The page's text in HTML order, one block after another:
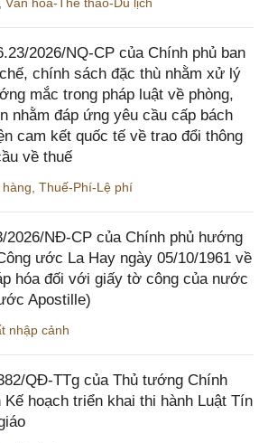
2026/NQ-CP của Chính phủ ban
chính sách đặc thù nhằm xử lý
mắc trong pháp luật về phòng,
nhằm đáp ứng yêu cầu cấp bách
cam kết quốc tế về trao đổi thông
về thuế
Thuế-Phí-Lệ phí
2026/NĐ-CP của Chính phủ hướng
ước La Hay ngày 05/10/1961 về
hóa đối với giấy tờ công của nước
Apostille)
nhập cảnh
QĐ-TTg của Thủ tướng Chính
Kế hoạch triển khai thi hành Luật Tín